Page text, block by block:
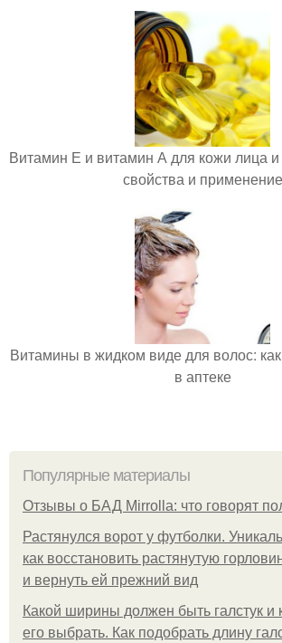
Витамин Е и витамин А для кожи лица
свойства и применение
Витамины в жидком виде для волос:
в аптеке
Популярные материалы
Отзывы о БАД Mirrolla: что говорят
Растянулся ворот у футболки.
как восстановить растянутую
и вернуть ей прежний вид
Какой ширины должен быть галстук и
его выбрать. Как подобрать длину